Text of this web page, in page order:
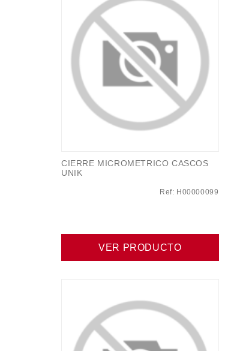
CIERRE MICROMETRICO CASCOS
UNIK
Ref: H00000099
VER PRODUCTO